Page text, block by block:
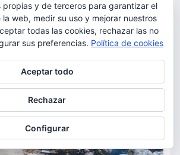
Ago 7, 2026
propias y de terceros para garantizar el
web, medir su uso y mejorar nuestros
todas las cookies, rechazar las no
sus preferencias. Política de cookies
Aceptar todo
Rechazar
Configurar
incluido cómo gestionar las cookies,